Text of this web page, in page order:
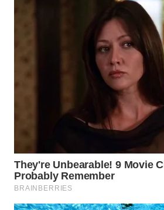
NIAS
TAPANULI
SELATAN